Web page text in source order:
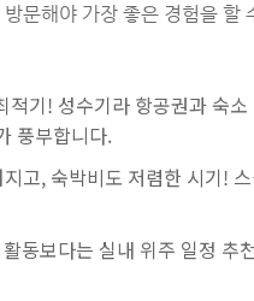
문해야 가장 좋은 경험을 할
기! 성수기라 항공권과 숙
풍부합니다.
고, 숙박비도 저렴한 시기!
동보다는 실내 위주 일정 추